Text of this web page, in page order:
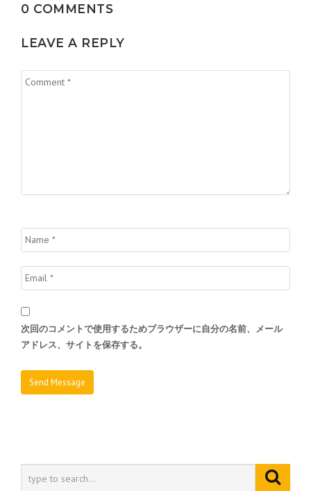
ゲ
ー
シ
ョ
0 COMMENTS
LEAVE A REPLY
次回のコメントで使用するためブラウザーに自分の名前、メール
アドレス、サイトを保存する。